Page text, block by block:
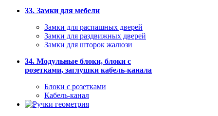
33. Замки для мебели
Замки для распашных дверей
Замки для раздвижных дверей
Замки для шторок жалюзи
34. Модульные блоки, блоки с
розетками, заглушки кабель-канала
Блоки с розетками
Кабель-канал